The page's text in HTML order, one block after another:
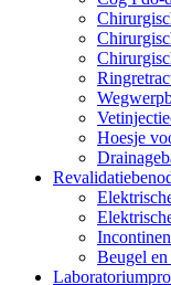
Hoesje
Beugel